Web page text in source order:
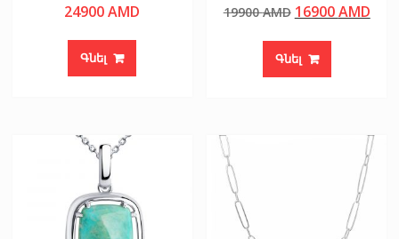
24900AMD
Գնել
19900AMD Original
was:
19900 AMD.
16900AMD
Գնել